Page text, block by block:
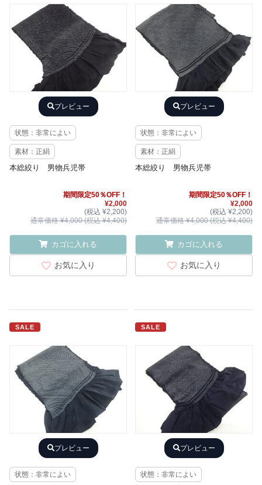
プレビュー
状態：非常によい
素材：正絹
本総絞り 男物兵児帯
期間限定50％OFF！
¥2,000
(税込 ¥2,200)
通常価格 ¥4,000 (税込 ¥4,400)
カゴに入れる
お気に入り
プレビュー
状態：非常によい
素材：正絹
本総絞り 男物兵児帯
期間限定50％OFF！
¥2,000
(税込 ¥2,200)
通常価格 ¥4,000 (税込 ¥4,400)
カゴに入れる
お気に入り
SALE
プレビュー
状態：非常によい
SALE
プレビュー
状態：非常によい